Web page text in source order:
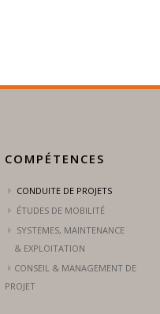
COMPÉTENCES
CONDUITE DE PROJETS
ÉTUDES DE MOBILITÉ
SYSTEMES, MAINTENANCE
& EXPLOITATION
CONSEIL & MANAGEMENT DE
PROJET